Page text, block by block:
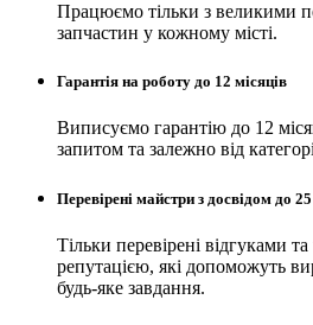
Працюємо тільки з великими
запчастин у кожному місті.
Гарантія на роботу до 12 місяців
Виписуємо гарантію до 12
запитом та залежно від
Перевірені майстри з досвідом до
Тільки перевірені відгуками
репутацією, які допоможуть
будь-яке завдання.